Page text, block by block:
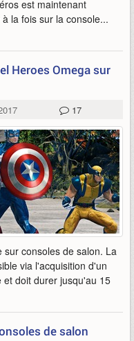
est maintenant
la fois sur la console...
Heroes Omega sur
17
consoles de salon. La
via l'acquisition d'un
doit durer jusqu'au 15
de salon